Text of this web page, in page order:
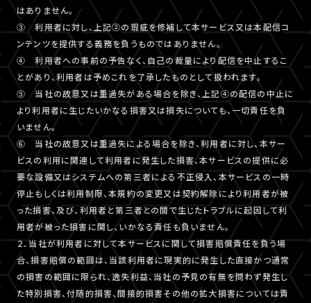
はありません。
③ 利用者に対し、上記②の瑕疵を修補して本サービス又は本配信コ
ンテンツを提供する義務を負うものではありません。
④ 利用者への事前の予告なく、自己の裁量により配信を中止するこ
とがあり、利用者は予めこれを了承したものとして扱われます。
⑤ 当社の故意又は重過失がある場合を除き、上記④の配信の中止に
より利用者に生じたいかなる損害又は損失についても、一切責任を負
いません。
⑥ 当社の故意又は重過失による場合を除き、利用者に対し、本サー
ビスの利用に関連して利用者に発生した損害、本サービスの提供に必
要な設備又はシステムへの第三者による不正侵入、本サービスの一時
停止もしくは利用制限、本規約の変更又は契約解除により利用者が被
った損害、及び、利用者と第三者との間で生じたトラブルに起因して利
用者が被った損害に関し、いかなる責任も負いません。
２．当社が利用者に対して本サービスに関して損害賠償責任を負う場
合、損害賠償の範囲は、当該利用者に現実的に発生した直接かつ通常
の損害の範囲に限られ、逸失利益、当社の予見の有無を問わず発生し
た特別損害、付随的損害、間接的損害その他の拡大損害については責